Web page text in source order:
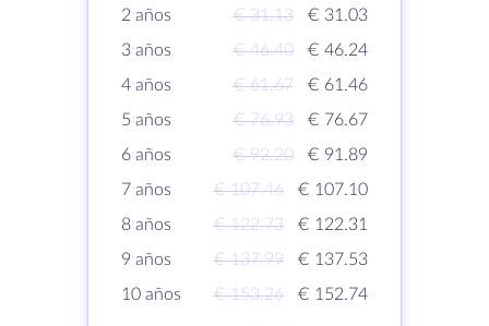
2 años
€ 31.13
€ 31.03
3 años
€ 46.40
€ 46.24
4 años
€ 61.67
€ 61.46
5 años
€ 76.93
€ 76.67
6 años
€ 92.20
€ 91.89
7 años
€ 107.46
€ 107.10
8 años
€ 122.73
€ 122.31
9 años
€ 137.99
€ 137.53
10 años
€ 153.26 € 152.74